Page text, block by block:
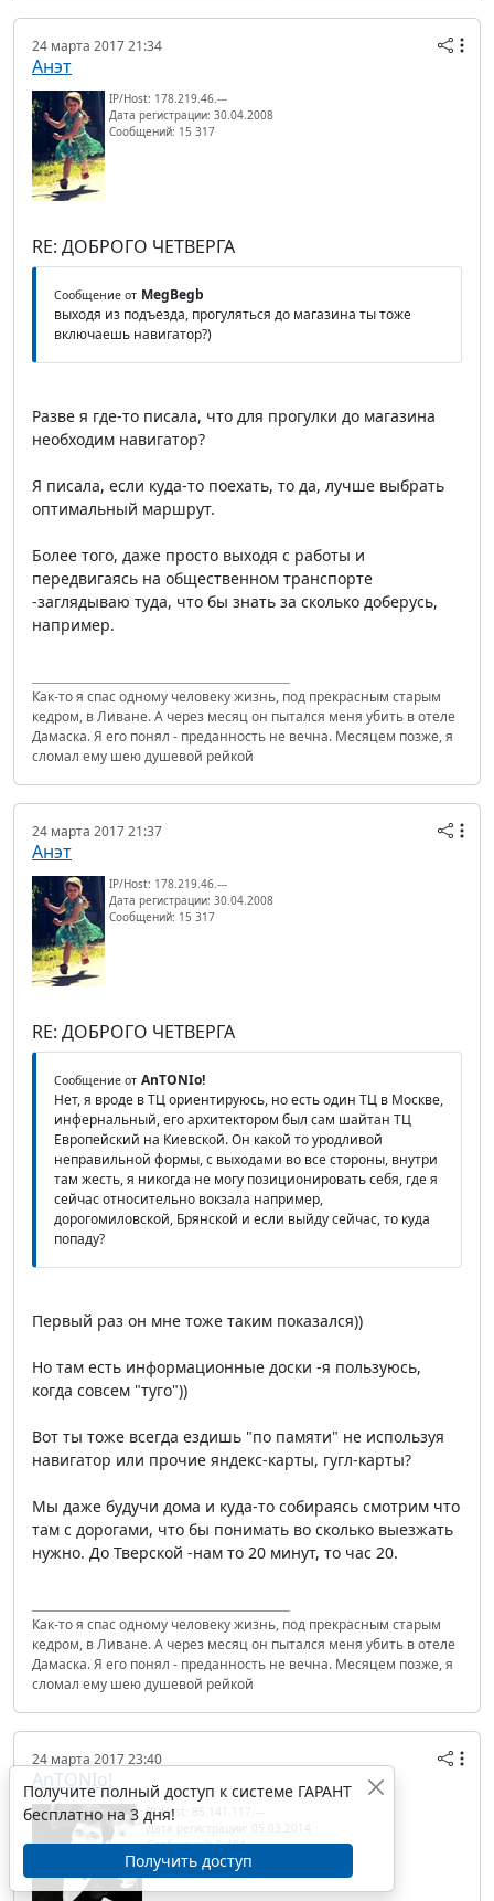
24 марта 2017 21:34
Анэт
IP/Host: 178.219.46.---
Дата регистрации: 30.04.2008
Сообщений: 15 317
RE: ДОБРОГО ЧЕТВЕРГА
Сообщение от MegBegb
выходя из подъезда, прогуляться до магазина ты тоже
включаешь навигатор?)
Разве я где-то писала, что для прогулки до магазина
необходим навигатор?
Я писала, если куда-то поехать, то да, лучше выбрать
оптимальный маршрут.
Более того, даже просто выходя с работы и
передвигаясь на общественном транспорте
-заглядываю туда, что бы знать за сколько доберусь,
например.
Как-то я спас одному человеку жизнь, под прекрасным старым
кедром, в Ливане. А через месяц он пытался меня убить в отеле
Дамаска. Я его понял - преданность не вечна. Месяцем позже, я
сломал ему шею душевой рейкой
24 марта 2017 21:37
Анэт
IP/Host: 178.219.46.---
Дата регистрации: 30.04.2008
Сообщений: 15 317
RE: ДОБРОГО ЧЕТВЕРГА
Сообщение от AnTONIo!
Нет, я вроде в ТЦ ориентируюсь, но есть один ТЦ в Москве,
инфернальный, его архитектором был сам шайтан ТЦ
Европейский на Киевской. Он какой то уродливой
неправильной формы, с выходами во все стороны, внутри
там жесть, я никогда не могу позиционировать себя, где я
сейчас относительно вокзала например,
дорогомиловской, Брянской и если выйду сейчас, то куда
попаду?
Первый раз он мне тоже таким показался))
Но там есть информационные доски -я пользуюсь,
когда совсем "туго"))
Вот ты тоже всегда ездишь "по памяти" не используя
навигатор или прочие яндекс-карты, гугл-карты?
Мы даже будучи дома и куда-то собираясь смотрим что
там с дорогами, что бы понимать во сколько выезжать
нужно. До Тверской -нам то 20 минут, то час 20.
Как-то я спас одному человеку жизнь, под прекрасным старым
кедром, в Ливане. А через месяц он пытался меня убить в отеле
Дамаска. Я его понял - преданность не вечна. Месяцем позже, я
сломал ему шею душевой рейкой
24 марта 2017 23:40
AnTONIo!
IP/Host: 85.141.117.---
Дата регистрации: 05.03.2014
Сообщений: 5 484
Получите полный доступ к системе ГАРАНТ
бесплатно на 3 дня!
Получить доступ